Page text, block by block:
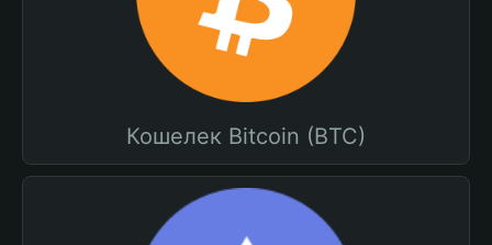
Кошелек Bitcoin (BTC)